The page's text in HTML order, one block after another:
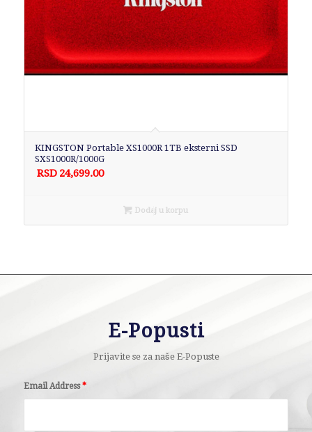
KINGSTON Portable XS1000R 1TB eksterni SSD
SXS1000R/1000G
RSD 24,699.00
Dodaj u korpu
E-Popusti
Prijavite se za naše E-Popuste
Email Address*